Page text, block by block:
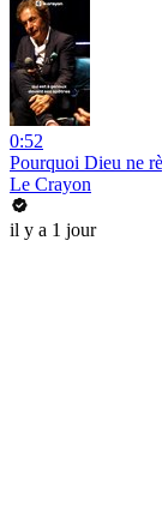
0:52
Pourquoi Dieu ne
Le Crayon
il y a 1 jour